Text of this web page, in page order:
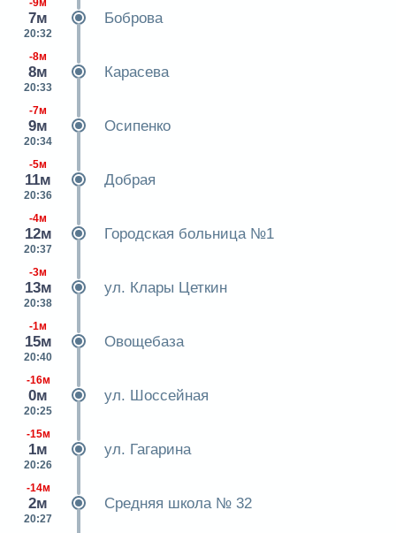
-9м
7м
20:32
Боброва
-8м
8м
20:33
Карасева
-7м
9м
20:34
Осипенко
-5м
11м
20:36
Добрая
-4м
12м
20:37
Городская больница №1
-3м
13м
20:38
ул. Клары Цеткин
-1м
15м
20:40
Овощебаза
-16м
0м
20:25
ул. Шоссейная
-15м
1м
20:26
ул. Гагарина
-14м
2м
20:27
Средняя школа № 32